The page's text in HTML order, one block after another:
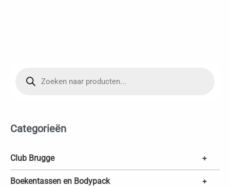
n
z
k
e
n
Categorieën
Club Brugge +
Boekentassen en Bodypack +